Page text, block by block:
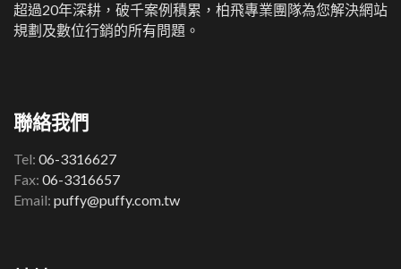
超過20年深耕，破千案例積累，柏飛專業團隊為您解決網站
規劃及數位行銷的所有問題。
聯絡我們
Tel: 06-3316627
Fax: 06-3316657
Email: puffy@puffy.com.tw